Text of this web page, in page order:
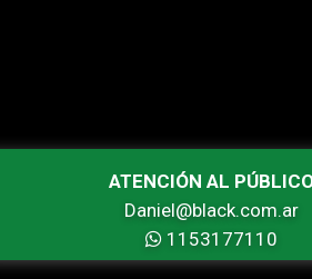
ATENCIÓN AL
Daniel@black.com.ar
1153177110